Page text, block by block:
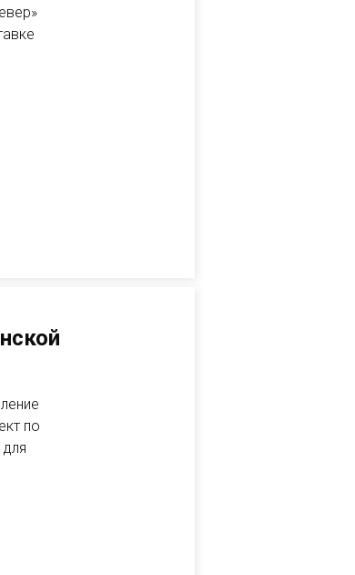
по